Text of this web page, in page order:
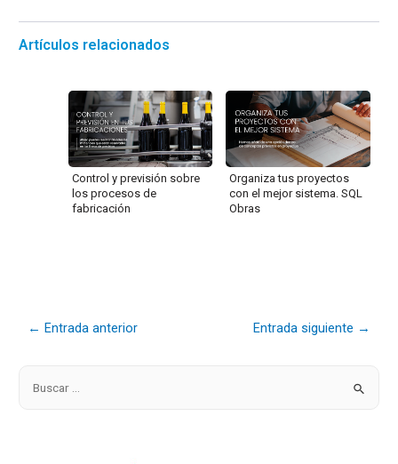
Artículos relacionados
Control y previsión sobre
los procesos de
fabricación
Organiza tus proyectos
con el mejor sistema. SQL
Obras
← Entrada anterior Entrada siguiente →